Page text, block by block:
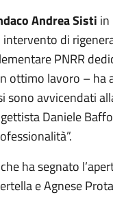
Andrea Sisti in
intervento di
PNRR
ottimo lavoro – ha
sono avvicendati
Daniele
ha segnato
e Agnese